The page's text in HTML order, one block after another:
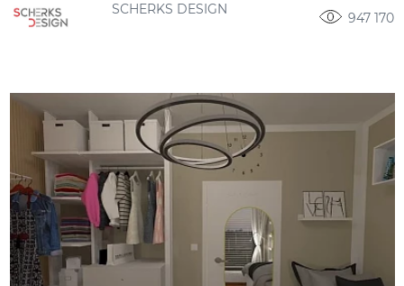
SCHERKS DESIGN
947 170